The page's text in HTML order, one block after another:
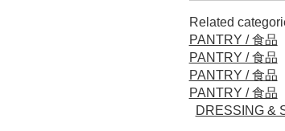
Related
PANTRY / 食品
PANTRY / 食品
PANTRY / 食品
PANTRY / 食品
DRESSING &